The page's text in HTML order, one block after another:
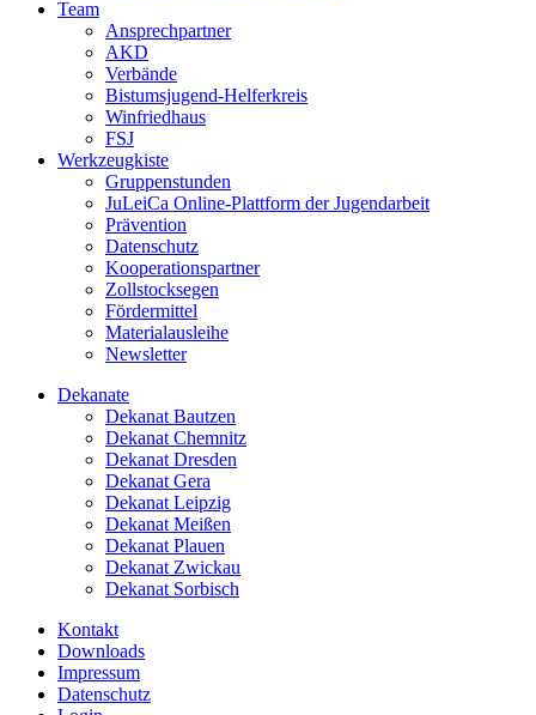
Team
Ansprechpartner
AKD
Verbände
Bistumsjugend-Helferkreis
Winfriedhaus
FSJ
Werkzeugkiste
Gruppenstunden
JuLeiCa Online-Plattform der Jugendarbeit
Prävention
Datenschutz
Kooperationspartner
Zollstocksegen
Fördermittel
Materialausleihe
Newsletter
Dekanate
Dekanat Bautzen
Dekanat Chemnitz
Dekanat Dresden
Dekanat Gera
Dekanat Leipzig
Dekanat Meißen
Dekanat Plauen
Dekanat Zwickau
Dekanat Sorbisch
Kontakt
Downloads
Impressum
Datenschutz